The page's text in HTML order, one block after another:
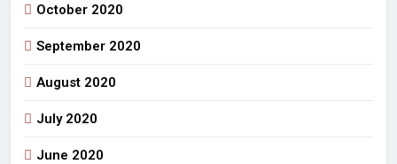
October 2020
September 2020
August 2020
July 2020
June 2020